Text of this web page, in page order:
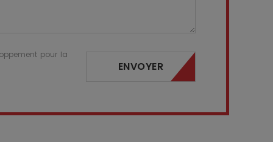
pour la
ENVOYER